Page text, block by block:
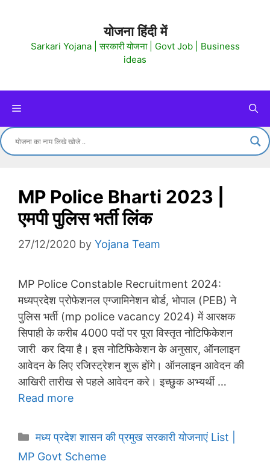
content
योजना हिंदी में
Sarkari Yojana | सरकारी योजना | Govt Job | Business
ideas
Menu
MP Police Bharti 2023 |
एमपी पुलिस भर्ती लिंक
27/12/2020 by Yojana Team
MP Police Constable Recruitment 2024:
मध्यप्रदेश प्रोफेशनल एग्जामिनेशन बोर्ड, भोपाल (PEB) ने
पुलिस भर्ती (mp police vacancy 2024) में आरक्षक
सिपाही के करीब 4000 पदों पर पूरा विस्तृत नोटिफिकेशन
जारी कर दिया है। इस नोटिफिकेशन के अनुसार, ऑनलाइन
आवेदन के लिए रजिस्ट्रेशन शुरू होंगे। ऑनलाइन आवेदन की
आखिरी तारीख से पहले आवेदन करे। इच्छुक अभ्यर्थी …
Read more
Categories
मध्य प्रदेश शासन की प्रमुख सरकारी योजनाएं List |
MP Govt Scheme